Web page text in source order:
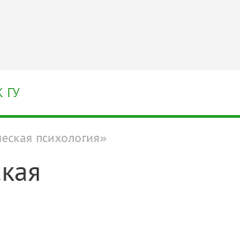
ГУ
психология»